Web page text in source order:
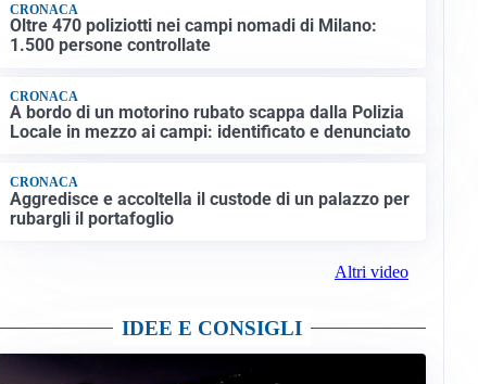
CRONACA
Oltre 470 poliziotti nei campi nomadi di Milano:
1.500 persone controllate
CRONACA
A bordo di un motorino rubato scappa dalla Polizia
Locale in mezzo ai campi: identificato e denunciato
CRONACA
Aggredisce e accoltella il custode di un palazzo per
rubargli il portafoglio
Altri video
IDEE E CONSIGLI